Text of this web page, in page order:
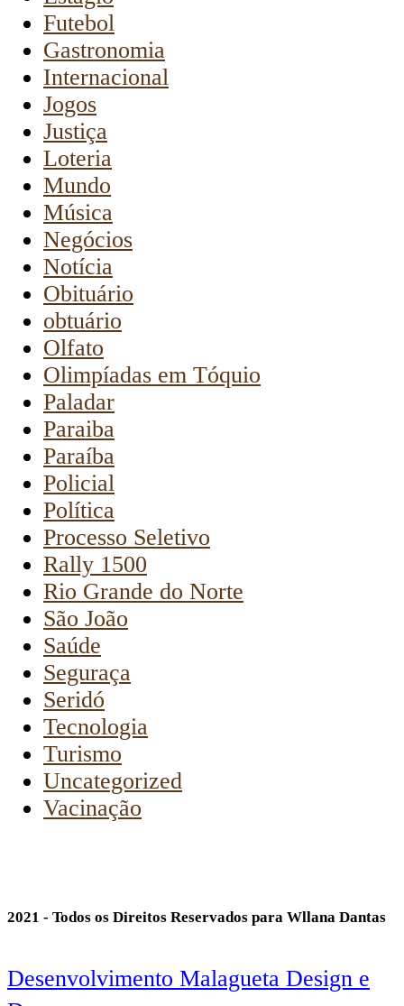
Futebol
Gastronomia
Internacional
Jogos
Justiça
Loteria
Mundo
Música
Negócios
Notícia
Obituário
obtuário
Olfato
Olimpíadas em Tóquio
Paladar
Paraiba
Paraíba
Policial
Política
Processo Seletivo
Rally 1500
Rio Grande do Norte
São João
Saúde
Seguraça
Seridó
Tecnologia
Turismo
Uncategorized
Vacinação
2021 - Todos os Direitos Reservados para Wllana Dantas
Desenvolvimento Malagueta Design e